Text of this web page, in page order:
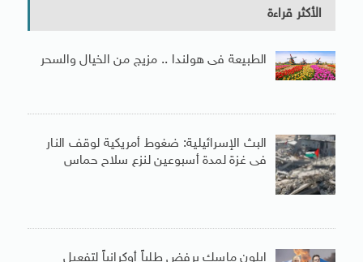
الأكثر قراءة
الطبيعة فى هولندا .. مزيج من الخيال والسحر
البث الإسرائيلية: ضغوط أمريكية لوقف النار
فى غزة لمدة أسبوعين لنزع سلاح حماس
إيلون ماسك يرفض طلباً أوكرانياً لتفعيل